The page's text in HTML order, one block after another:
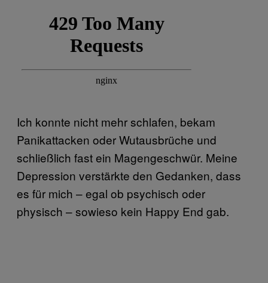
Ich konnte nicht mehr schlafen, bekam
Panikattacken oder Wutausbrüche und
schließlich fast ein Magengeschwür. Meine
Depression verstärkte den Gedanken, dass
es für mich – egal ob psychisch oder
physisch – sowieso kein Happy End gab.